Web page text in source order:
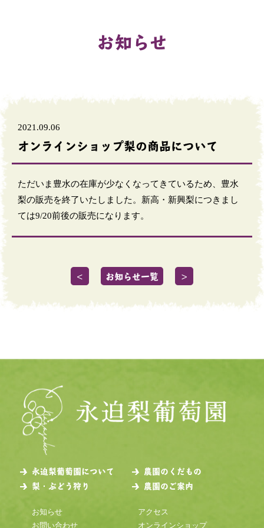
お知らせ
2021.09.06
オンラインショップ梨の商品について
ただいま豊水の在庫が少なくなってきているため、豊水
梨の販売を終了いたしました。新高・新興梨につきまし
ては9/20前後の販売になります。
＜ お知らせ一覧 ＞
永迫梨葡萄園について
農園のくだもの
梨・ぶどう狩り
農園のご案内
お知らせ
アクセス
お問い合わせ
オンラインショップ